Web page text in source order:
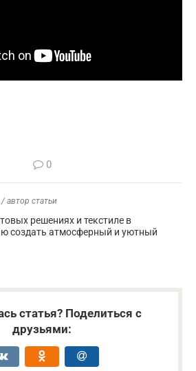
0
/ автор статьи
решениях и текстиле в
создать атмосферный и уютный
статья? Поделиться с
друзьями: